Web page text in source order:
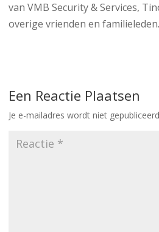
van VMB Security & Services,
overige vrienden en familieleden.
Een Reactie Plaatsen
Je e-mailadres wordt niet